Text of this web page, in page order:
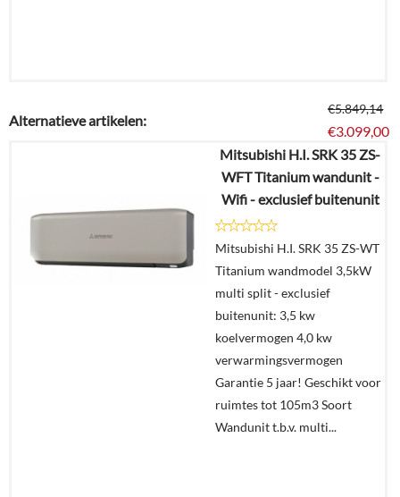
€5.849,14
€3.099,00
Details
aanvragen?
In
winkelmand
Alternatieve artikelen:
Mitsubishi H.I. SRK 35 ZS-
WFT Titanium wandunit -
Wifi - exclusief buitenunit
Mitsubishi H.I. SRK 35 ZS-WT
Titanium wandmodel 3,5kW
multi split - exclusief
buitenunit: 3,5 kw
koelvermogen 4,0 kw
verwarmingsvermogen
Garantie 5 jaar! Geschikt voor
ruimtes tot 105m3 Soort
Wandunit t.b.v. multi...